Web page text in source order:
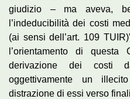
giudizio – ma aveva,
l’indeducibilità dei costi
(ai sensi dell’art. 109
l’orientamento di
derivazione dei costi
oggettivamente un
distrazione di essi verso